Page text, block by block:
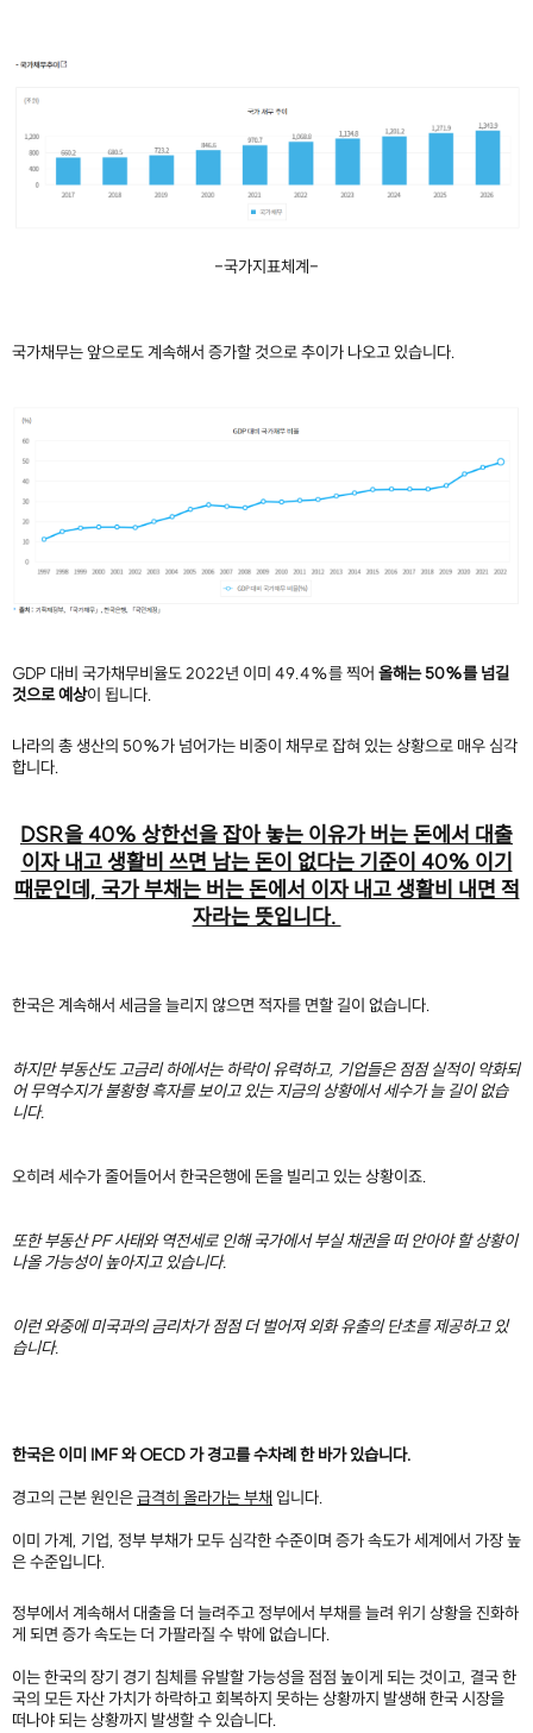
-국가지표체계-
국가채무는 앞으로도 계속해서 증가할 것으로 추이가 나오고 있습니다.
GDP 대비 국가채무비율도 2022년 이미 49.4%를 찍어 올해는 50%를 넘길
것으로 예상이 됩니다.
나라의 총 생산의 50%가 넘어가는 비중이 채무로 잡혀 있는 상황으로 매우 심각
합니다.
DSR을 40% 상한선을 잡아 놓는 이유가 버는 돈에서 대출
이자 내고 생활비 쓰면 남는 돈이 없다는 기준이 40% 이기
때문인데, 국가 부채는 버는 돈에서 이자 내고 생활비 내면 적
자라는 뜻입니다.
한국은 계속해서 세금을 늘리지 않으면 적자를 면할 길이 없습니다.
하지만 부동산도 고금리 하에서는 하락이 유력하고, 기업들은 점점 실적이 악화되
어 무역수지가 불황형 흑자를 보이고 있는 지금의 상황에서 세수가 늘 길이 없습
니다.
오히려 세수가 줄어들어서 한국은행에 돈을 빌리고 있는 상황이죠.
또한 부동산 PF 사태와 역전세로 인해 국가에서 부실 채권을 떠 안아야 할 상황이
나올 가능성이 높아지고 있습니다.
이런 와중에 미국과의 금리차가 점점 더 벌어져 외화 유출의 단초를 제공하고 있
습니다.
한국은 이미 IMF 와 OECD 가 경고를 수차례 한 바가 있습니다.
경고의 근본 원인은급격히 올라가는 부채 입니다.
이미 가계, 기업, 정부 부채가 모두 심각한 수준이며 증가 속도가 세계에서 가장 높
은 수준입니다.
정부에서 계속해서 대출을 더 늘려주고 정부에서 부채를 늘려 위기 상황을 진화하
게 되면 증가 속도는 더 가팔라질 수 밖에 없습니다.
이는 한국의 장기 경기 침체를 유발할 가능성을 점점 높이게 되는 것이고, 결국 한
국의 모든 자산 가치가 하락하고 회복하지 못하는 상황까지 발생해 한국 시장을
떠나야 되는 상황까지 발생할 수 있습니다.